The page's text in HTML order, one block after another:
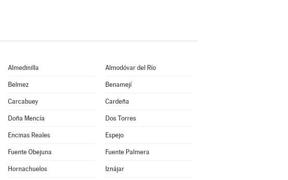
Almedinilla Almodóvar del Río
Belmez Benamejí
Carcabuey Cardeña
Doña Mencía Dos Torres
Encinas Reales Espejo
Fuente Obejuna Fuente Palmera
Hornachuelos Iznájar